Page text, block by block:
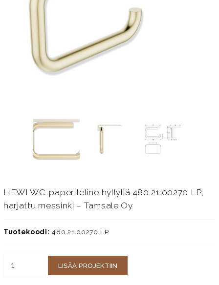
HEWI WC-paperiteline hyllyllä 480.21.00270 LP,
harjattu messinki – Tamsale Oy
Tuotekoodi: 480.21.00270 LP
LISÄÄ PROJEKTIIN